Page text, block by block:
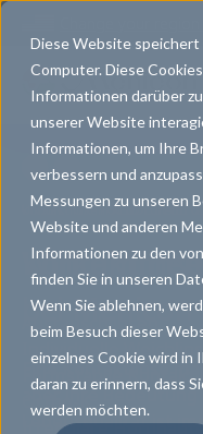
Diese Website speichert
Computer. Diese
Informationen darüber
unserer Website
Informationen, um Ihre
verbessern und
Messungen zu unseren
Website und anderen
Informationen zu den
finden Sie in unseren
Wenn Sie ablehnen,
beim Besuch dieser
einzelnes Cookie wird in
daran zu erinnern, dass
werden möchten.
UNSER PORTFOLIO FÜR
kontaktlinsenFREUDE treibt
Willkommen
bei Menicon
Eine Kontaktlinse
aber ihre
Lebensqualität ist
UNSERE VIELFALT FÜR
MENICON
Menicon bietet
weit mehr als „nur“
heraus, welchen
Partnerschaft mit